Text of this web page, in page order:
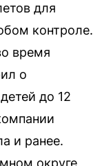
для
контроле.
время
о
до 12
и ранее.
округе